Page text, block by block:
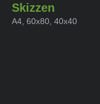
Skizzen
A4, 60x80, 40x40